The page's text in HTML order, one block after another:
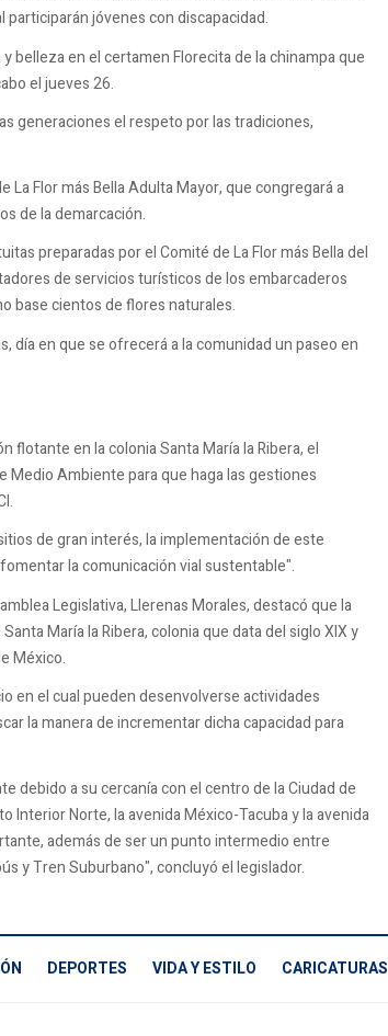
jóvenes con discapacidad.
belleza en el certamen Florecita de la chinampa que
el jueves 26.
generaciones el respeto por las tradiciones,
Flor más Bella Adulta Mayor, que congregará a
de la demarcación.
preparadas por el Comité de La Flor más Bella del
de servicios turísticos de los embarcaderos
base cientos de flores naturales.
día en que se ofrecerá a la comunidad un paseo en
flotante en la colonia Santa María la Ribera, el
Medio Ambiente para que haga las gestiones
de gran interés, la implementación de este
la comunicación vial sustentable".
Legislativa, Llerenas Morales, destacó que la
María la Ribera, colonia que data del siglo XIX y
México.
en el cual pueden desenvolverse actividades
la manera de incrementar dicha capacidad para
debido a su cercanía con el centro de la Ciudad de
Interior Norte, la avenida México-Tacuba y la avenida
además de ser un punto intermedio entre
y Tren Suburbano", concluyó el legislador.
DEPORTES VIDA Y ESTILO CARICATURAS